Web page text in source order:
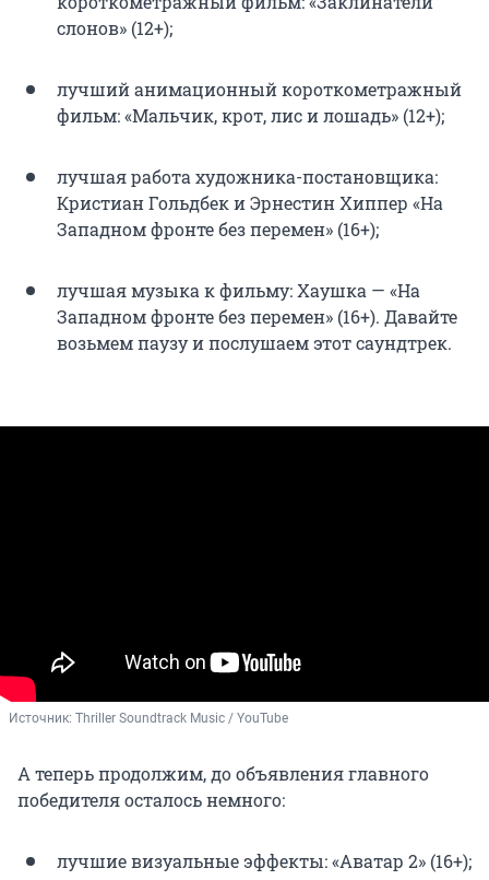
слонов» (12+);
лучший анимационный короткометражный
фильм: «Мальчик, крот, лис и лошадь» (12+);
лучшая работа художника-постановщика:
Кристиан Гольдбек и Эрнестин Хиппер «На
Западном фронте без перемен» (16+);
лучшая музыка к фильму: Хаушка — «На
Западном фронте без перемен» (16+). Давайте
возьмем паузу и послушаем этот саундтрек.
Источник: Thriller Soundtrack Music / YouTube
А теперь продолжим, до объявления главного
победителя осталось немного:
лучшие визуальные эффекты: «Аватар 2» (16+);